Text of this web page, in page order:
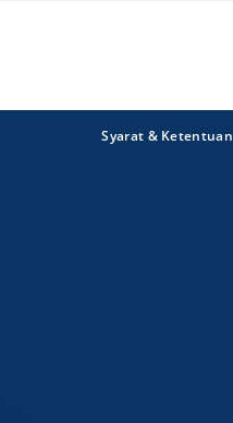
Syarat & Ketentuan